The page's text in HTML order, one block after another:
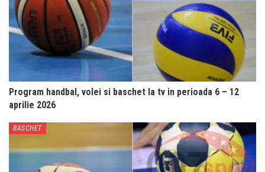
Program handbal, volei si baschet la tv in perioada 6 – 12
aprilie 2026
BASCHET